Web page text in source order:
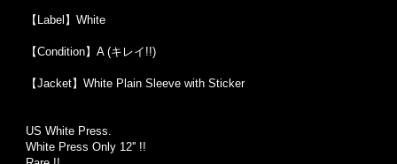
【Label】White
【Condition】A (キレイ!!)
【Jacket】White Plain Sleeve with Sticker
US White Press.
White Press Only 12'' !!